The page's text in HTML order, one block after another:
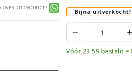
over dit product?
Bijna uitverkocht!
Vóór 23:59 besteld =